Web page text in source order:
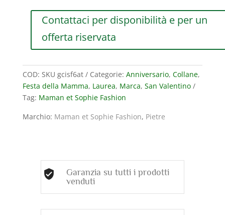
FASHION
925
E
AULITE
TURCHESE
quantità
Contattaci per disponibilità e per un
offerta riservata
COD: SKU gcisf6at Categorie: Anniversario, Collane,
Festa della Mamma, Laurea, Marca, San Valentino
Tag: Maman et Sophie Fashion
Marchio: Maman et Sophie Fashion, Pietre
Garanzia su tutti i prodotti
venduti